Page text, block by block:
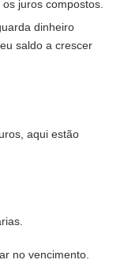
juros compostos.
dinheiro
saldo a crescer
aqui estão
no vencimento.